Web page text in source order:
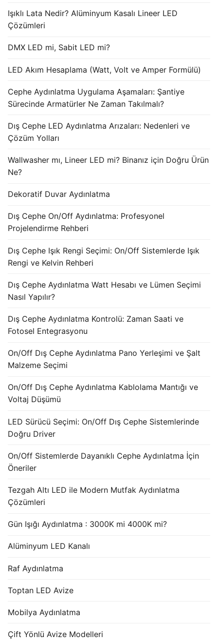
DMX BİLGİ
DMX Nedir? Ürün Çeşitleri Nelerdir?
Cephe Animasyon LEDLine Serisi
Cephe Animasyon WallWasher Serisi
KATALOG
HAKKIMIZDA
SSS
English
Russian
Işıklı Lata Nedir? Alüminyum Kasalı Lineer LED
Çözümleri
DMX LED mi, Sabit LED mi?
LED Akım Hesaplama (Watt, Volt ve Amper Formülü)
Cephe Aydınlatma Uygulama Aşamaları: Şantiye
Sürecinde Armatürler Ne Zaman Takılmalı?
Dış Cephe LED Aydınlatma Arızaları: Nedenleri ve
Çözüm Yolları
Wallwasher mı, Lineer LED mi? Binanız için Doğru Ürün
Ne?
Dekoratif Duvar Aydınlatma
Dış Cephe On/Off Aydınlatma: Profesyonel
Projelendirme Rehberi
Dış Cephe Işık Rengi Seçimi: On/Off Sistemlerde Işık
Rengi ve Kelvin Rehberi
Dış Cephe Aydınlatma Watt Hesabı ve Lümen Seçimi
Nasıl Yapılır?
Dış Cephe Aydınlatma Kontrolü: Zaman Saati ve
Fotosel Entegrasyonu
On/Off Dış Cephe Aydınlatma Pano Yerleşimi ve Şalt
Malzeme Seçimi
On/Off Dış Cephe Aydınlatma Kablolama Mantığı ve
Voltaj Düşümü
LED Sürücü Seçimi: On/Off Dış Cephe Sistemlerinde
Doğru Driver
On/Off Sistemlerde Dayanıklı Cephe Aydınlatma İçin
Öneriler
Tezgah Altı LED ile Modern Mutfak Aydınlatma
Çözümleri
Gün Işığı Aydınlatma : 3000K mi 4000K mi?
Alüminyum LED Kanalı
Raf Aydınlatma
Toptan LED Avize
Mobilya Aydınlatma
Çift Yönlü Avize Modelleri